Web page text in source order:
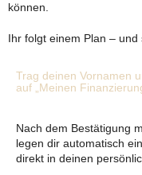
können.
Ihr folgt einem Plan –
Trag deinen Vornamen
auf „Meinen
Nach dem Bestätigung
legen dir automatisch
direkt in deinen